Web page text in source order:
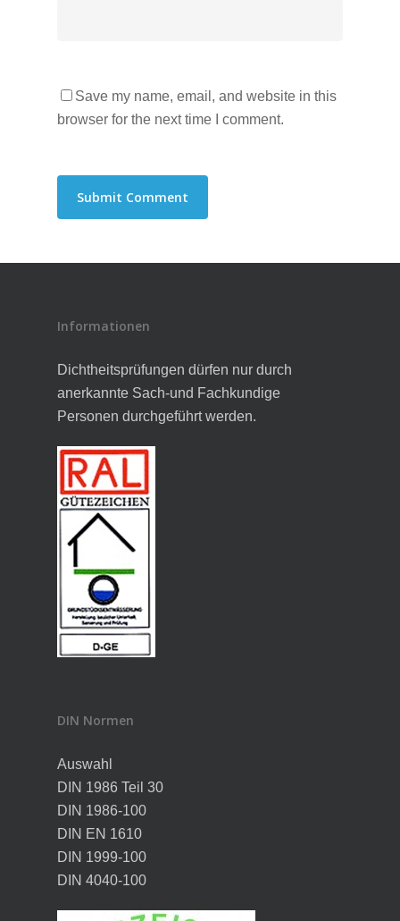
Save my name, email, and website in this
browser for the next time I comment.
Informationen
Dichtheitsprüfungen dürfen nur durch
anerkannte Sach-und Fachkundige
Personen durchgeführt werden.
DIN Normen
Auswahl
DIN 1986 Teil 30
DIN 1986-100
DIN EN 1610
DIN 1999-100
DIN 4040-100